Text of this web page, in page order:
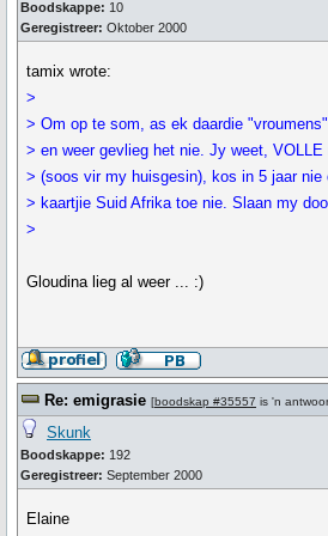
Boodskappe: 10
Geregistreer: Oktober 2000
tamix wrote:
>
> Om op te som, as ek daardie
> en weer gevlieg het nie. Jy weet,
> (soos vir my huisgesin), kos in 5 jaar
> kaartjie Suid Afrika toe nie. Slaan my
>
Gloudina lieg al weer ... :)
Re: emigrasie [boodskap #35557 is 'n
Skunk
Boodskappe: 192
Geregistreer: September 2000
Elaine